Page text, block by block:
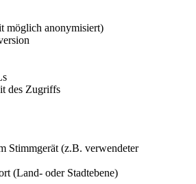
möglich anonymisiert)
des Zugriffs
Stimmgerät (z.B. verwendeter
(Land- oder Stadtebene)